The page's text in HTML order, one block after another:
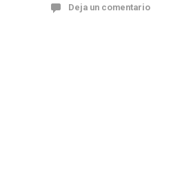
Deja un comentario